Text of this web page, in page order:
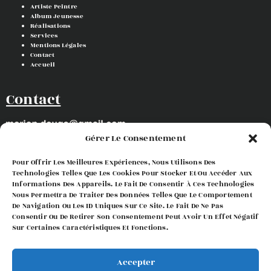
Gérer Le Consentement
Pour Offrir Les Meilleures Expériences, Nous Utilisons Des
Technologies Telles Que Les Cookies Pour Stocker Et/ou Accéder Aux
Informations Des Appareils. Le Fait De Consentir À Ces Technologies
Nous Permettra De Traiter Des Données Telles Que Le Comportement
De Navigation Ou Les ID Uniques Sur Ce Site. Le Fait De Ne Pas
Consentir Ou De Retirer Son Consentement Peut Avoir Un Effet Négatif
Sur Certaines Caractéristiques Et Fonctions.
Accepter
Artiste Peintre
Album Jeunesse
Réalisations
Services
Mentions Légales
Contact
Accueil
Contact
Suivez-moi !